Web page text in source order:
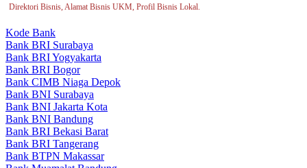
Direktori Bisnis, Alamat Bisnis UKM, Profil Bisnis Lokal.
Kode Bank
Bank BRI Surabaya
Bank BRI Yogyakarta
Bank BRI Bogor
Bank CIMB Niaga Depok
Bank BNI Surabaya
Bank BNI Jakarta Kota
Bank BNI Bandung
Bank BRI Bekasi Barat
Bank BRI Tangerang
Bank BTPN Makassar